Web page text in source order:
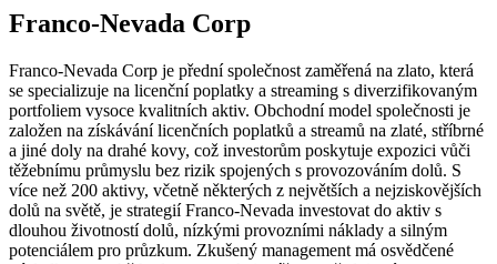
Franco-Nevada Corp
Franco-Nevada Corp je přední společnost zaměřená na zlato, která
se specializuje na licenční poplatky a streaming s diverzifikovaným
portfoliem vysoce kvalitních aktiv. Obchodní model společnosti je
založen na získávání licenčních poplatků a streamů na zlaté, stříbrné
a jiné doly na drahé kovy, což investorům poskytuje expozici vůči
těžebnímu průmyslu bez rizik spojených s provozováním dolů. S
více než 200 aktivy, včetně některých z největších a nejziskovějších
dolů na světě, je strategií Franco-Nevada investovat do aktiv s
dlouhou životností dolů, nízkými provozními náklady a silným
potenciálem pro průzkum. Zkušený management má osvědčené